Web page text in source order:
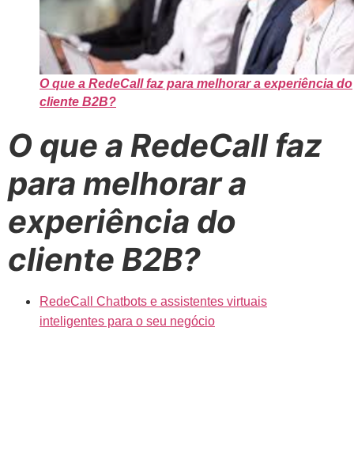
O que a RedeCall faz para melhorar a experiência do
cliente B2B?
O que a RedeCall faz
para melhorar a
experiência do
cliente B2B?
RedeCall Chatbots e assistentes virtuais
inteligentes para o seu negócio